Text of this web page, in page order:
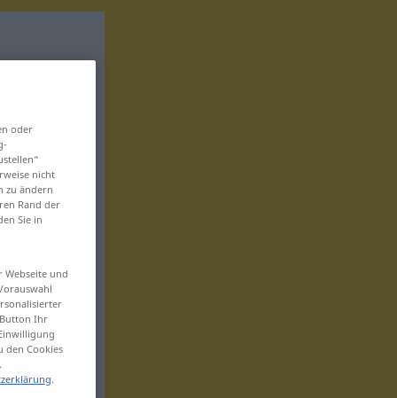
oder
nicht
zu ändern
Rand der
Sie in
und
Ihr
den Cookies
.